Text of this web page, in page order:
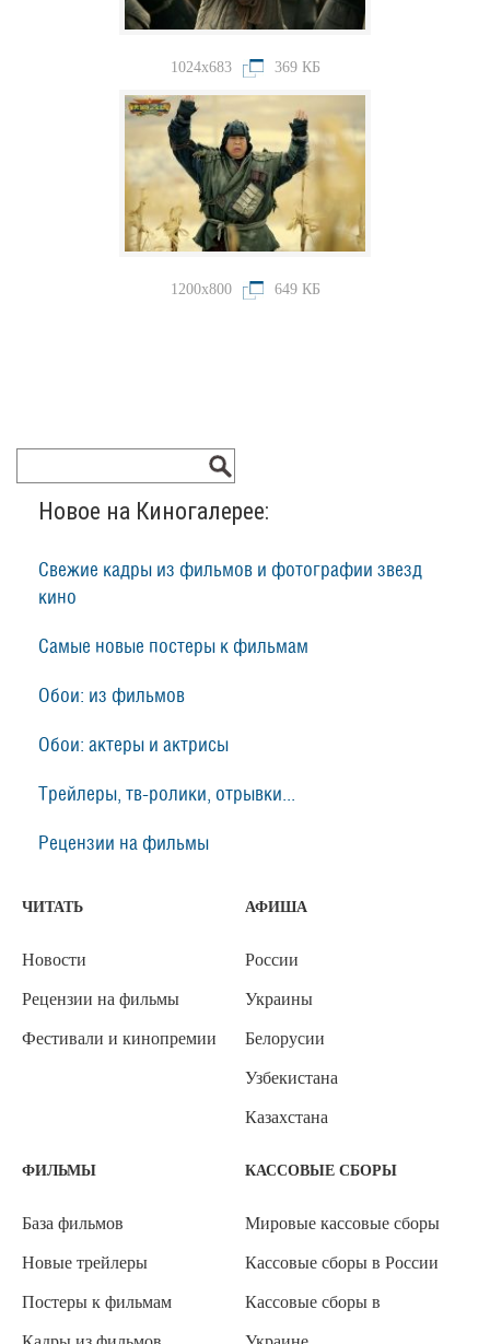
1024x683 369 КБ
1200x800 649 КБ
Новое на Киногалерее:
Свежие кадры из фильмов и фотографии звезд
кино
Самые новые постеры к фильмам
Обои: из фильмов
Обои: актеры и актрисы
Трейлеры, тв-ролики, отрывки...
Рецензии на фильмы
ЧИТАТЬ
Новости
Рецензии на фильмы
Фестивали и кинопремии
АФИША
России
Украины
Белорусии
Узбекистана
Казахстана
ФИЛЬМЫ
База фильмов
Новые трейлеры
Постеры к фильмам
КАССОВЫЕ СБОРЫ
Мировые кассовые сборы
Кассовые сборы в России
Кассовые сборы в